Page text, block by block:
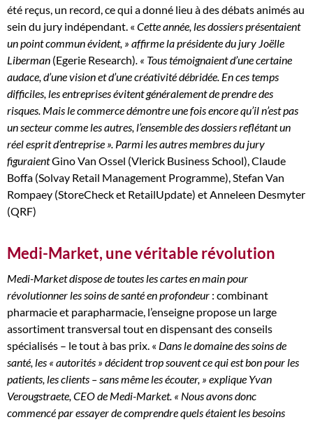
été reçus, un record, ce qui a donné lieu à des débats animés au
sein du jury indépendant. « Cette année, les dossiers présentaient
un point commun évident, » affirme la présidente du jury Joëlle
Liberman (Egerie Research). « Tous témoignaient d’une certaine
audace, d’une vision et d’une créativité débridée. En ces temps
difficiles, les entreprises évitent généralement de prendre des
risques. Mais le commerce démontre une fois encore qu’il n’est pas
un secteur comme les autres, l’ensemble des dossiers reflétant un
réel esprit d’entreprise ». Parmi les autres membres du jury
figuraientGino Van Ossel (Vlerick Business School), Claude
Boffa (Solvay Retail Management Programme), Stefan Van
Rompaey (StoreCheck et RetailUpdate) et Anneleen Desmyter
(QRF)
Medi-Market, une véritable révolution
Medi-Market dispose de toutes les cartes en main pour
révolutionner les soins de santé en profondeur : combinant
pharmacie et parapharmacie, l’enseigne propose un large
assortiment transversal tout en dispensant des conseils
spécialisés – le tout à bas prix. « Dans le domaine des soins de
santé, les « autorités » décident trop souvent ce qui est bon pour les
patients, les clients – sans même les écouter, » explique Yvan
Verougstraete, CEO de Medi-Market. « Nous avons donc
commencé par essayer de comprendre quels étaient les besoins